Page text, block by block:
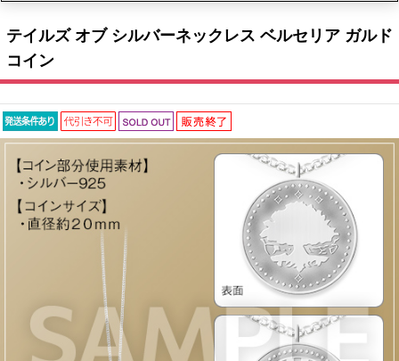
ゲーム
EVENT
ASOBI TICKET ASOBI STAGE
その他先行受付
アイドルマスター SideM
アイドルマスター シャイニーカラーズ
プロジェクトアイマス ヴイアライヴ
テイルズ オブ シリーズ
鉄拳
太鼓の達人
テイルズ オブ シルバーネックレス ベルセリア ガルド
コイン